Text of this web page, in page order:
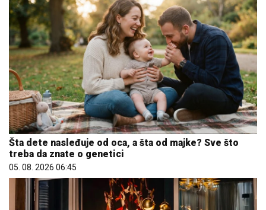
Šta dete nasleđuje od oca, a šta od majke? Sve što
treba da znate o genetici
05. 08. 2026 06:45